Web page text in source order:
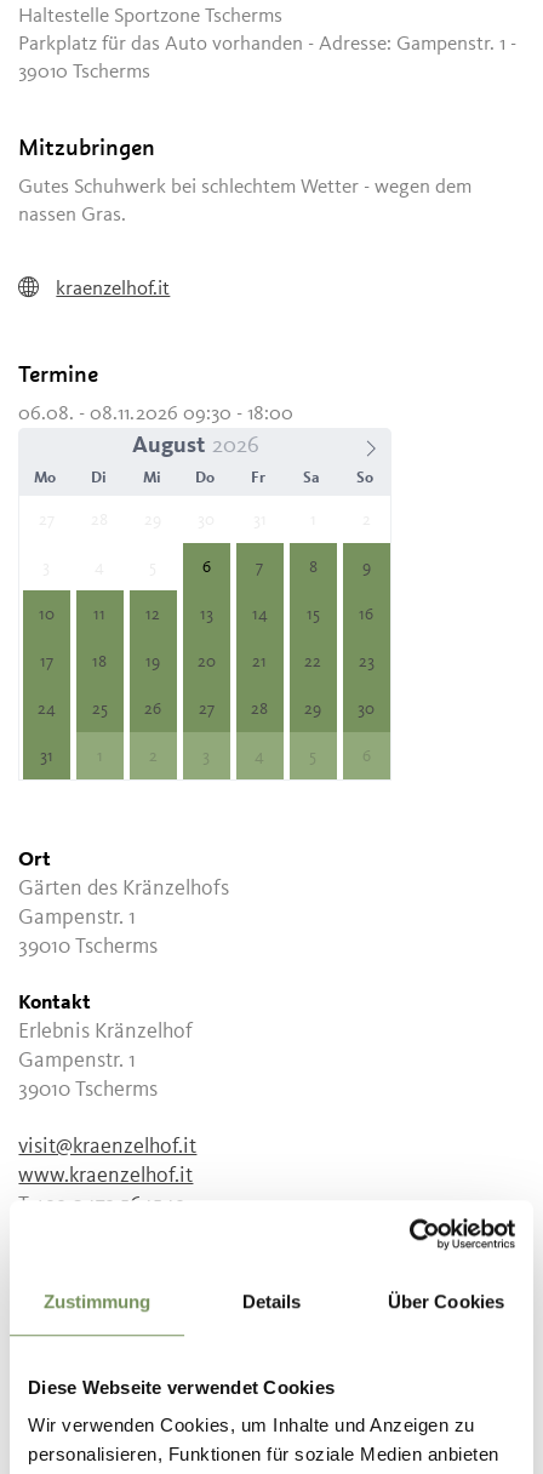
Zustimmung Details Über Cookies
Diese Webseite verwendet Cookies
Wir verwenden Cookies, um Inhalte und Anzeigen zu
personalisieren, Funktionen für soziale Medien anbieten
Haltestelle Sportzone Tscherms
Parkplatz für das Auto vorhanden - Adresse: Gampenstr. 1 -
39010 Tscherms
Mitzubringen
Gutes Schuhwerk bei schlechtem Wetter - wegen dem
nassen Gras.
kraenzelhof.it
Termine
06.08. - 08.11.2026 09:30 - 18:00
August
Mo Di Mi Do Fr Sa So
6 7 8 9
10 11 12 13 14 15 16
17 18 19 20 21 22 23
24 25 26 27 28 29 30
31 1 2 3 4 5 6
Ort
Gärten des Kränzelhofs
Gampenstr. 1
39010 Tscherms
Kontakt
Erlebnis Kränzelhof
Gampenstr. 1
39010 Tscherms
visit@kraenzelhof.it
www.kraenzelhof.it
T +39 0473 564549
kraenzelhof.it
+39 0473 564549
Anmeldung erforderlich
Veranstalter